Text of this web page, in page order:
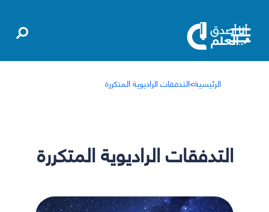
الرئيسية>التدفقات الراديوية المتكررة
التدفقات الراديوية المتكررة